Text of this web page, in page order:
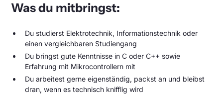
Was du mitbringst:
Du studierst Elektrotechnik, Informationstechnik oder
einen vergleichbaren Studiengang
Du bringst gute Kenntnisse in C oder C++ sowie
Erfahrung mit Mikrocontrollern mit
Du arbeitest gerne eigenständig, packst an und bleibst
dran, wenn es technisch knifflig wird